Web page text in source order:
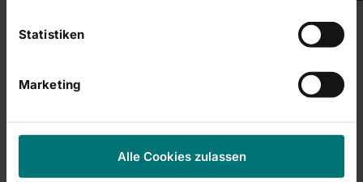
Statistiken
Marketing
Alle Cookies zulassen
WKN: 704230